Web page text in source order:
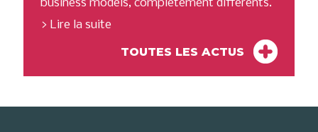
business models, complètement différents.
Lire la suite
TOUTES LES ACTUS